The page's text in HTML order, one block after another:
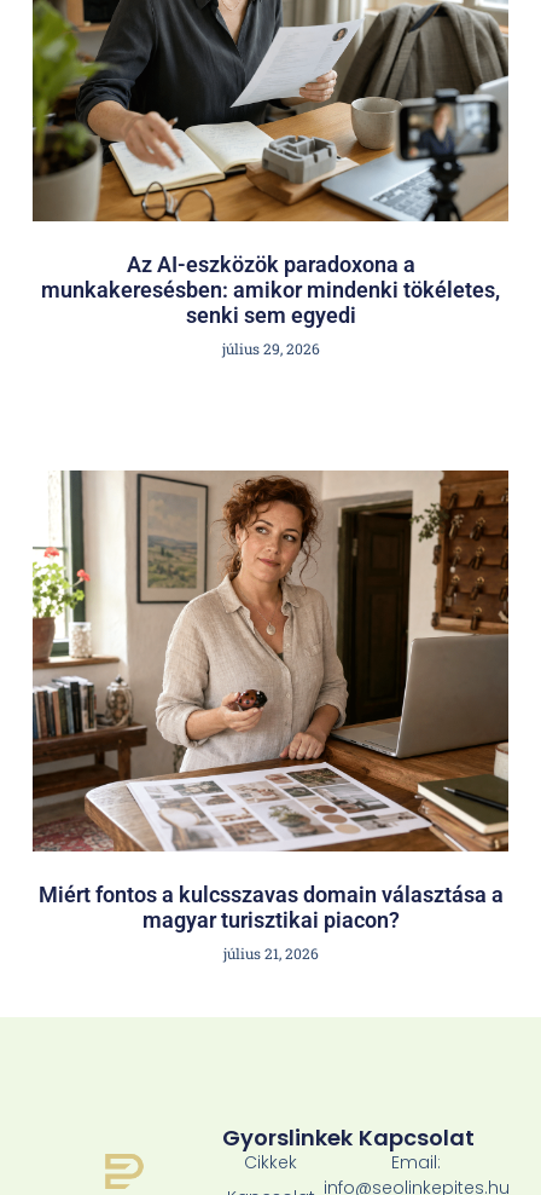
Az AI-eszközök paradoxona a
munkakeresésben: amikor mindenki tökéletes,
senki sem egyedi
július 29, 2026
Miért fontos a kulcsszavas domain választása a
magyar turisztikai piacon?
július 21, 2026
Gyorslinkek
Cikkek
Kapcsolat
Email:
info@seolinkepites.hu